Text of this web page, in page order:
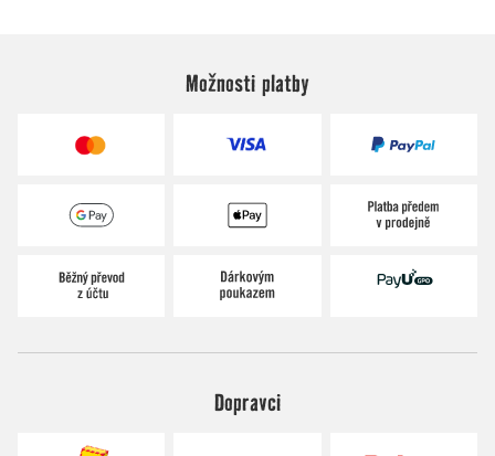
Možnosti platby
Dopravci